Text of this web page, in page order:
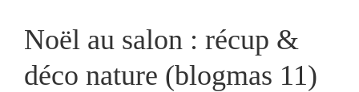
Noël au salon : récup &
déco nature (blogmas 11)